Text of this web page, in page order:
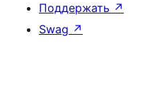
Поддержать ↗
Swag ↗